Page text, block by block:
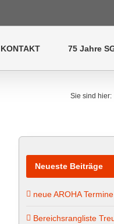
KONTAKT 75 Jahre
Sie sind hier:
Neueste Beiträge
neue AROHA Termine
Bereichsrangliste